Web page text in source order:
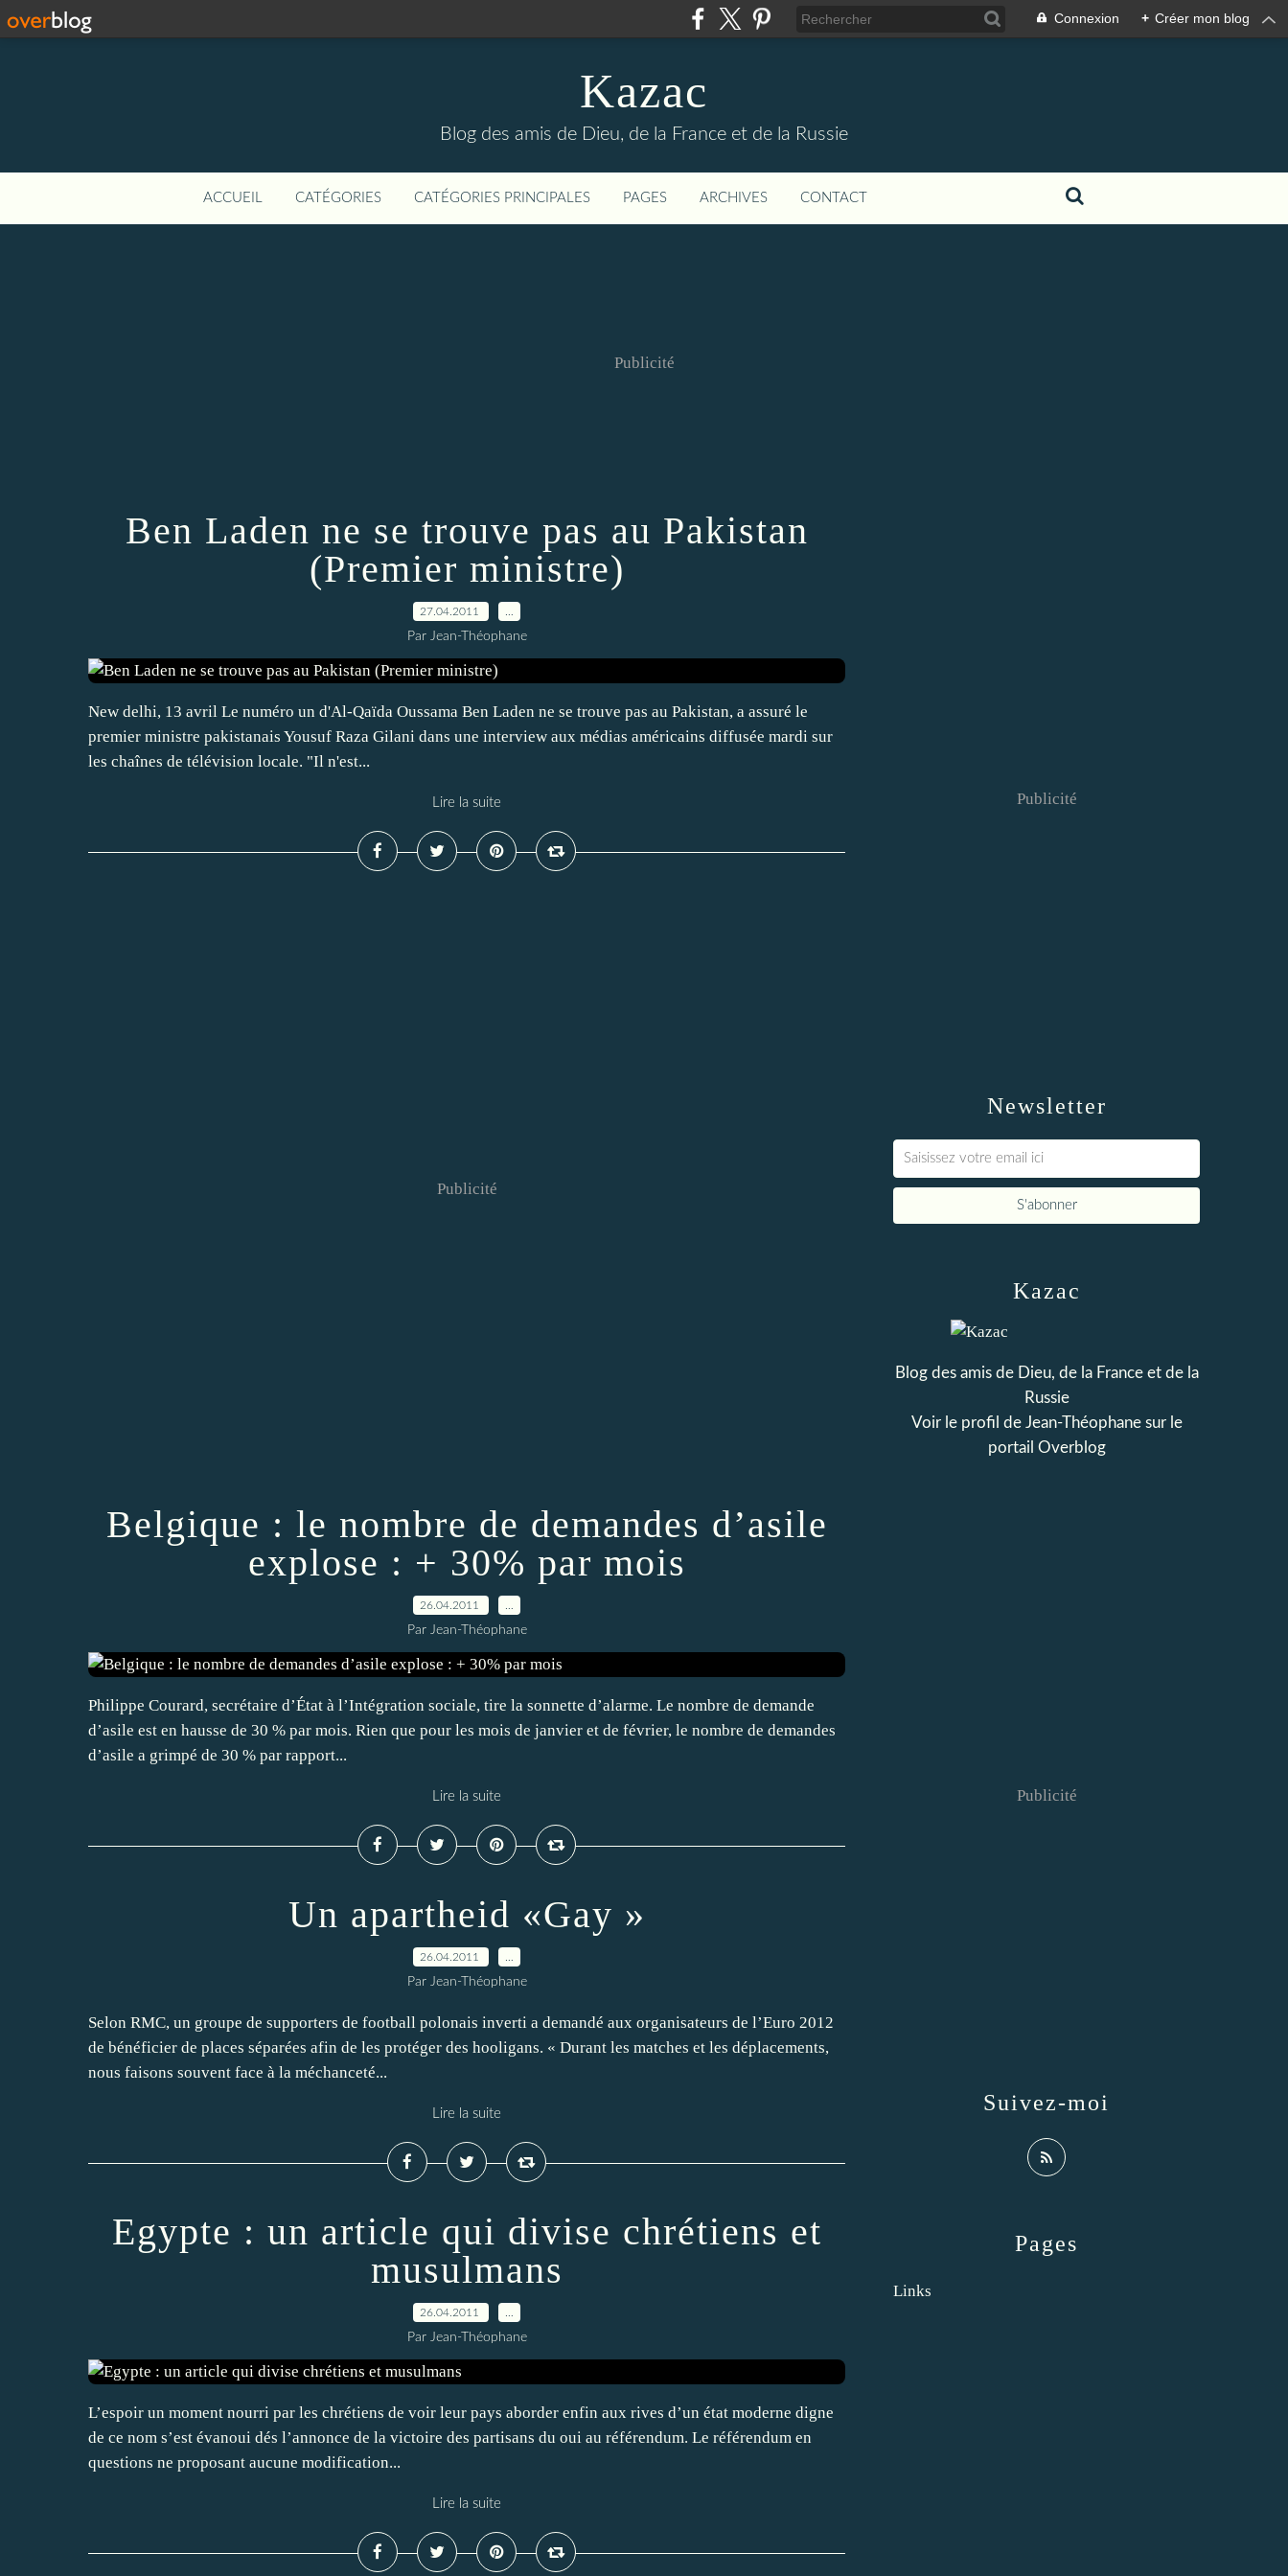
Connexion + Créer mon blog
Kazac
Blog des amis de Dieu, de la France et de la Russie
ACCUEIL CATÉGORIES CATÉGORIES PRINCIPALES PAGES ARCHIVES CONTACT
Publicité
Ben Laden ne se trouve pas au Pakistan
(Premier ministre)
27.04.2011
Par Jean-Théophane
New delhi, 13 avril Le numéro un d'Al-Qaïda Oussama Ben Laden ne se trouve pas au Pakistan, a assuré le
premier ministre pakistanais Yousuf Raza Gilani dans une interview aux médias américains diffusée mardi sur
les chaînes de télévision locale. "Il n'est...
Lire la suite
Publicité
Belgique : le nombre de demandes d’asile
explose : + 30% par mois
26.04.2011
Par Jean-Théophane
Philippe Courard, secrétaire d’État à l’Intégration sociale, tire la sonnette d’alarme. Le nombre de demande
d’asile est en hausse de 30 % par mois. Rien que pour les mois de janvier et de février, le nombre de demandes
d’asile a grimpé de 30 % par rapport...
Lire la suite
Un apartheid «Gay »
26.04.2011
Par Jean-Théophane
Selon RMC, un groupe de supporters de football polonais inverti a demandé aux organisateurs de l’Euro 2012
de bénéficier de places séparées afin de les protéger des hooligans. « Durant les matches et les déplacements,
nous faisons souvent face à la méchanceté...
Lire la suite
Egypte : un article qui divise chrétiens et
musulmans
26.04.2011
Par Jean-Théophane
L’espoir un moment nourri par les chrétiens de voir leur pays aborder enfin aux rives d’un état moderne digne
de ce nom s’est évanoui dés l’annonce de la victoire des partisans du oui au référendum. Le référendum en
questions ne proposant aucune modification...
Lire la suite
Newsletter
Publicité
Pages
Links
Kazac
Blog des amis de Dieu, de la France et de la
Russie
Voir le profil de Jean-Théophanesur le
portail Overblog
Suivez-moi
Publicité